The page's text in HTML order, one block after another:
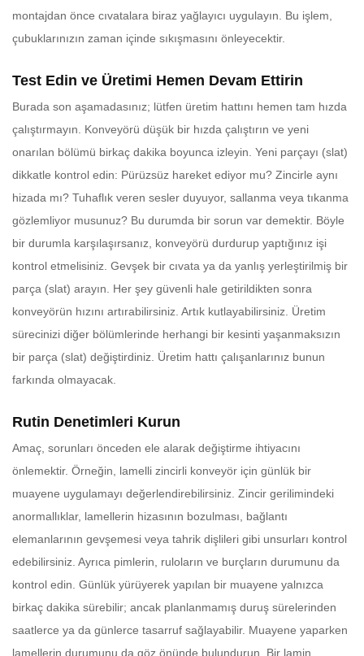
montajdan önce cıvatalara biraz yağlayıcı uygulayın. Bu işlem,
çubuklarınızın zaman içinde sıkışmasını önleyecektir.
Test Edin ve Üretimi Hemen Devam Ettirin
Burada son aşamadasınız; lütfen üretim hattını hemen tam hızda
çalıştırmayın. Konveyörü düşük bir hızda çalıştırın ve yeni
onarılan bölümü birkaç dakika boyunca izleyin. Yeni parçayı (slat)
dikkatle kontrol edin: Pürüzsüz hareket ediyor mu? Zincirle aynı
hizada mı? Tuhaflık veren sesler duyuyor, sallanma veya tıkanma
gözlemliyor musunuz? Bu durumda bir sorun var demektir. Böyle
bir durumla karşılaşırsanız, konveyörü durdurup yaptığınız işi
kontrol etmelisiniz. Gevşek bir cıvata ya da yanlış yerleştirilmiş bir
parça (slat) arayın. Her şey güvenli hale getirildikten sonra
konveyörün hızını artırabilirsiniz. Artık kutlayabilirsiniz. Üretim
sürecinizi diğer bölümlerinde herhangi bir kesinti yaşanmaksızın
bir parça (slat) değiştirdiniz. Üretim hattı çalışanlarınız bunun
farkında olmayacak.
Rutin Denetimleri Kurun
Amaç, sorunları önceden ele alarak değiştirme ihtiyacını
önlemektir. Örneğin, lamelli zincirli konveyör için günlük bir
muayene uygulamayı değerlendirebilirsiniz. Zincir gerilimindeki
anormallıklar, lamellerin hizasının bozulması, bağlantı
elemanlarının gevşemesi veya tahrik dişlileri gibi unsurları kontrol
edebilirsiniz. Ayrıca pimlerin, ruloların ve burçların durumunu da
kontrol edin. Günlük yürüyerek yapılan bir muayene yalnızca
birkaç dakika sürebilir; ancak planlanmamış duruş sürelerinden
saatlerce ya da günlerce tasarruf sağlayabilir. Muayene yaparken
lamellerin durumunu da göz önünde bulundurun. Bir lamin